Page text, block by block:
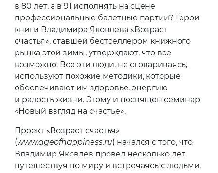
в 80 лет, а в 91 исполнять на сцене
профессиональные балетные партии? Герои
книги Владимира Яковлева «Возраст
счастья», ставшей бестселлером книжного
рынка этой зимы, утверждают, что все
возможно. Все эти люди, не сговариваясь,
используют похожие методики, которые
обеспечивают им здоровье, энергию
и радость жизни. Этому и посвящен семинар
«Новый взгляд на счастье».
Проект «Возраст счастья»
(www.ageofhappiness.ru) начался с того, что
Владимир Яковлев провел несколько лет,
путешествуя по миру и встречаясь с людьми,